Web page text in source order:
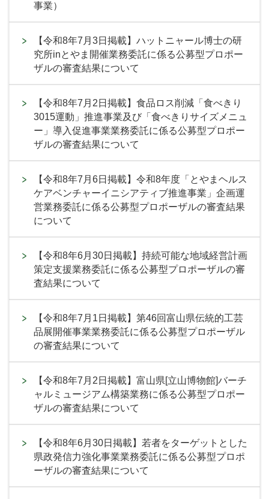
事業）
【令和8年7月3日掲載】ハットニャール博士の研
究所inとやま開催業務委託に係る公募型プロポー
ザルの審査結果について
【令和8年7月2日掲載】食品ロス削減「食べきり
3015運動」推進事業及び「食べきりサイズメニュ
ー」導入促進事業業務委託に係る公募型プロポー
ザルの審査結果について
【令和8年7月6日掲載】令和8年度「とやまヘルス
ケアベンチャーイニシアティブ推進事業」企画運
営業務委託に係る公募型プロポーザルの審査結果
について
【令和8年6月30日掲載】持続可能な地域経営計画
策定支援業務委託に係る公募型プロポーザルの審
査結果について
【令和8年7月1日掲載】第46回富山県伝統的工芸
品展開催事業業務委託に係る公募型プロポーザル
の審査結果について
【令和8年7月2日掲載】富山県[立山博物館]バーチ
ャルミュージアム構築業務に係る公募型プロポー
ザルの審査結果について
【令和8年6月30日掲載】若者をターゲットとした
県政発信力強化事業業務委託に係る公募型プロポ
ーザルの審査結果について